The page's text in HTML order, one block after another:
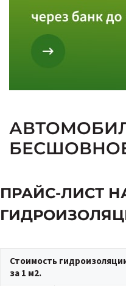
ПРАЙС-ЛИСТ
Стоимость
за 1 м2.